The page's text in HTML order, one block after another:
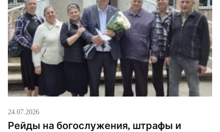
24.07.2026
Рейды на богослужения, штрафы и